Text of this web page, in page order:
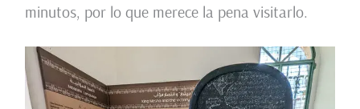
minutos, por lo que merece la pena visitarlo.